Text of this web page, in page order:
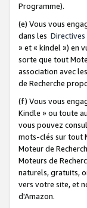
Programme).
(e) Vous vous
dans les Directives
» et « kindel ») en
sorte que tout
association avec
de Recherche
(f) Vous vous
Kindle » ou toute
vous pouvez
mots-clés sur tout
Moteur de
Moteurs de
naturels, gratuits,
vers votre site, et
d'Amazon.